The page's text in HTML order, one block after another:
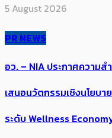
5 August 2026
PR NEWS
อว. – NIA ประกาศความ
เสนอนวัตกรรมเชิงนโยบ
ระดับ Wellness